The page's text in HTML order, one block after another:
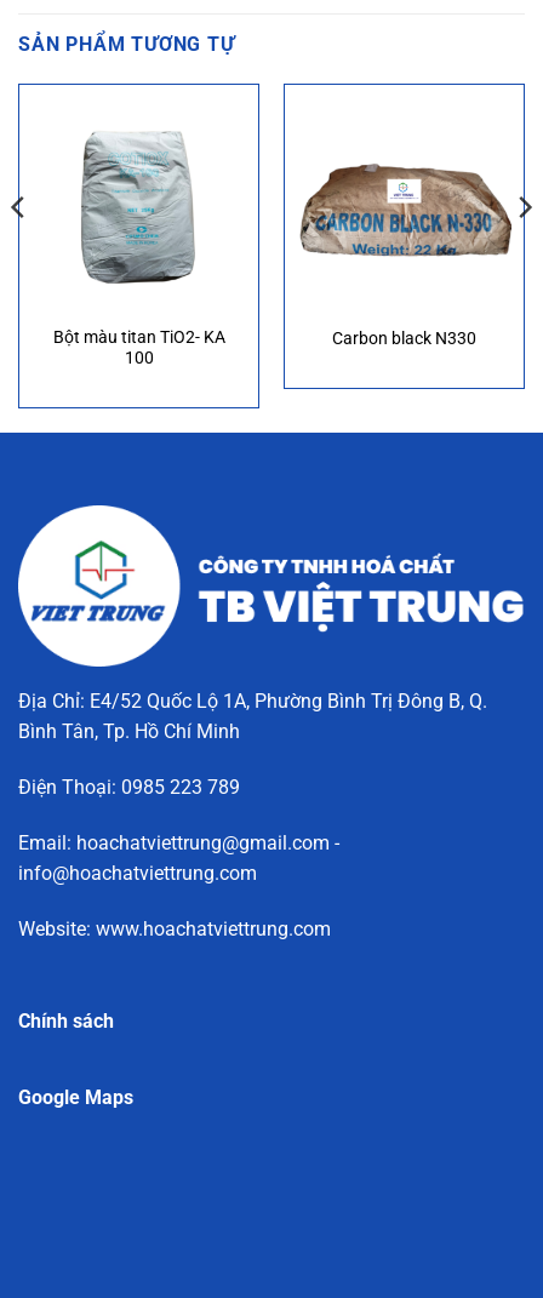
SẢN PHẨM TƯƠNG TỰ
Bột màu titan TiO2- KA
100
Carbon black N330
Địa Chỉ: E4/52 Quốc Lộ 1A, Phường Bình Trị Đông B, Q.
Bình Tân, Tp. Hồ Chí Minh
Điện Thoại: 0985 223 789
Email: hoachatviettrung@gmail.com -
info@hoachatviettrung.com
Website: www.hoachatviettrung.com
Chính sách
Google Maps